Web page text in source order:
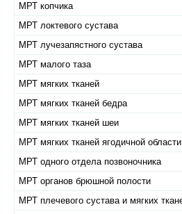
МРТ копчика
МРТ локтевого сустава
МРТ лучезапястного сустава
МРТ малого таза
МРТ мягких тканей
МРТ мягких тканей бедра
МРТ мягких тканей шеи
МРТ мягких тканей ягодичной области
МРТ одного отдела позвоночника
МРТ органов брюшной полости
МРТ плечевого сустава и мягких